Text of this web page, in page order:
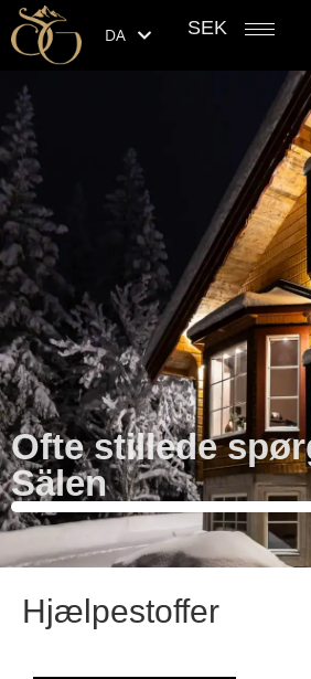
DA SEK
Ofte stillede
Sälen
Hjælpestoffer